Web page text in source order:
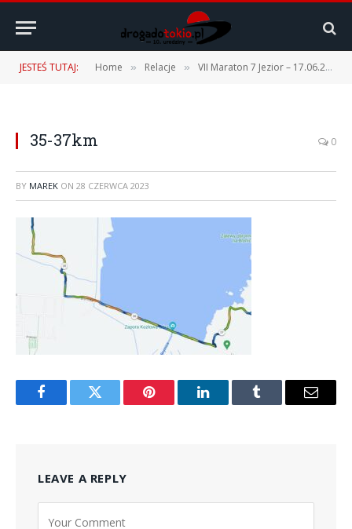
JESTEŚ TUTAJ: Home » Relacje » VII Maraton 7 Jezior – 17.06.2023 r.
35-37km 0
BY MAREK ON 28 CZERWCA 2023
FacebookTwitter Pinterest LinkedInTumblr Email
LEAVE A REPLY